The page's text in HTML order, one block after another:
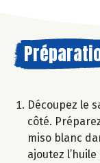
Découpez le
côté.
miso blanc
ajoutez